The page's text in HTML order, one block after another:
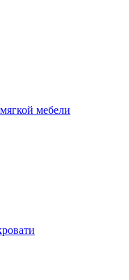
мебели